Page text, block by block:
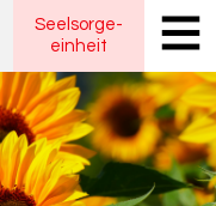
Seelsorge-
einheit